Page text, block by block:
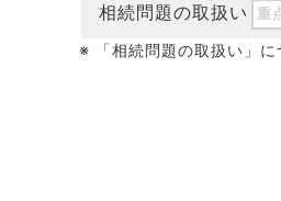
相続問題の取扱い
重
※ 「相続問題の取扱い」に